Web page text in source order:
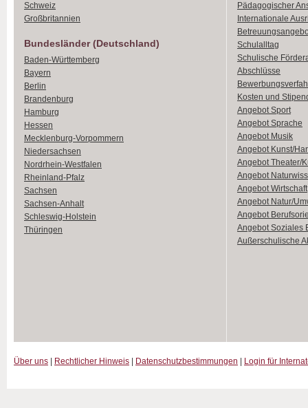
Schweiz
Großbritannien
Bundesländer (Deutschland)
Baden-Württemberg
Bayern
Berlin
Brandenburg
Hamburg
Hessen
Mecklenburg-Vorpommern
Niedersachsen
Nordrhein-Westfalen
Rheinland-Pfalz
Sachsen
Sachsen-Anhalt
Schleswig-Holstein
Thüringen
Pädagogischer
Internationale
Schulalltag
Schulische
Abschlüsse
Kosten und
Angebot Sport
Angebot Sprache
Angebot Musik
Angebot Kunst/
Angebot Theater/
Angebot
Angebot Wirtschaft
Angebot Natur/
Angebot
Angebot Soziales
Außerschulische
Über uns Rechtlicher Hinweis Datenschutzbestimmungen Login für